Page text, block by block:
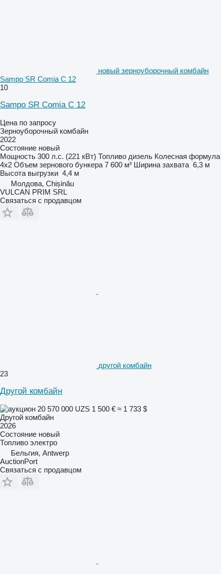
новый зерноуборочный комбайн
Sampo SR Comia C 12
10
Sampo SR Comia C 12
Цена по запросу
Зерноуборочный комбайн
2022
Состояние новый
Мощность 300 л.с. (221 кВт) Топливо дизель Колесная формула
4x2 Объем зернового бункера 7 600 м³ Ширина захвата 6,3 м
Высота выгрузки 4,4 м
Молдова, Chișinău
VULCAN PRIM SRL
Связаться с продавцом
другой комбайн
23
Другой комбайн
20 570 000 UZS 1 500 € ≈ 1 733 $
Другой комбайн
2026
Состояние новый
Топливо электро
Бельгия, Antwerp
AuctionPort
Связаться с продавцом